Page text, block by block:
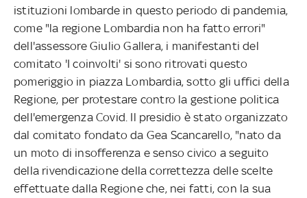
istituzioni lombarde in questo periodo di pandemia,
come "la regione Lombardia non ha fatto errori"
dell'assessore Giulio Gallera, i manifestanti del
comitato 'I coinvolti' si sono ritrovati questo
pomeriggio in piazza Lombardia, sotto gli uffici della
Regione, per protestare contro la gestione politica
dell'emergenza Covid. Il presidio è stato organizzato
dal comitato fondato da Gea Scancarello, "nato da
un moto di insofferenza e senso civico a seguito
della rivendicazione della correttezza delle scelte
effettuate dalla Regione che, nei fatti, con la sua